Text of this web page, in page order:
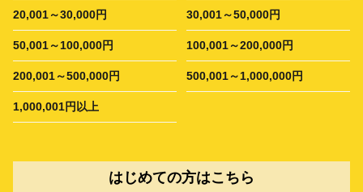
20,001～30,000円 30,001～50,000円
50,001～100,000円 100,001～200,000円
200,001～500,000円 500,001～1,000,000円
1,000,001円以上
はじめての方はこちら